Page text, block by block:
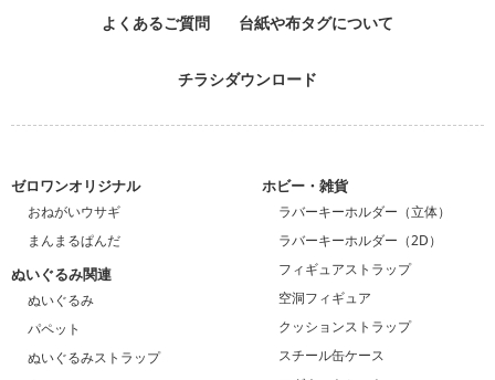
よくあるご質問 台紙や布タグについて
チラシダウンロード
ゼロワンオリジナル
おねがいウサギ
まんまるぱんだ
ぬいぐるみ関連
ぬいぐるみ
パペット
ぬいぐるみストラップ
ホビー・雑貨
ラバーキーホルダー（立体）
ラバーキーホルダー（2D）
フィギュアストラップ
空洞フィギュア
クッションストラップ
スチール缶ケース